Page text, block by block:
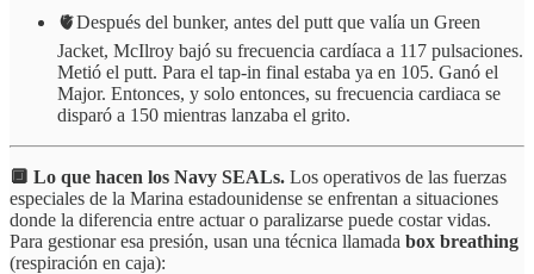
🫀Después del bunker, antes del putt que valía un Green
Jacket, McIlroy bajó su frecuencia cardíaca a 117 pulsaciones.
Metió el putt. Para el tap-in final estaba ya en 105. Ganó el
Major. Entonces, y solo entonces, su frecuencia cardiaca se
disparó a 150 mientras lanzaba el grito.
🔲 Lo que hacen los Navy SEALs. Los operativos de las fuerzas
especiales de la Marina estadounidense se enfrentan a situaciones
donde la diferencia entre actuar o paralizarse puede costar vidas.
Para gestionar esa presión, usan una técnica llamada box breathing
(respiración en caja):